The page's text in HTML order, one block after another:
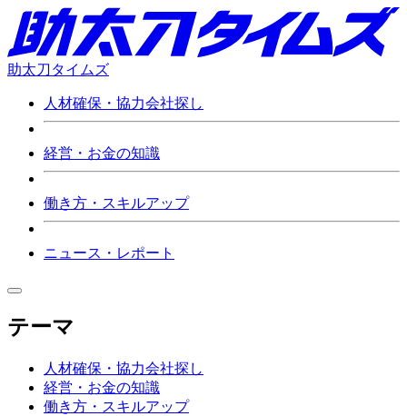
助太刀タイムズ
人材確保・協力会社探し
経営・お金の知識
働き方・スキルアップ
ニュース・レポート
テーマ
人材確保・協力会社探し
経営・お金の知識
働き方・スキルアップ